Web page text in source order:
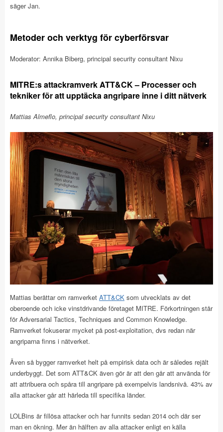
säger Jan.
Metoder och verktyg för cyberförsvar
Moderator: Annika Biberg, principal security consultant Nixu
MITRE:s attackramverk ATT&CK – Processer och
tekniker för att upptäcka angripare inne i ditt nätverk
Mattias Almeflo, principal security consultant Nixu
Mattias berättar om ramverket ATT&CK som utvecklats av det
oberoende och icke vinstdrivande företaget MITRE. Förkortningen står
för Adversarial Tactics, Techniques and Common Knowledge.
Ramverket fokuserar mycket på post-exploitation, dvs redan när
angriparna finns i nätverket.
Även så bygger ramverket helt på empirisk data och är således rejält
underbyggt. Det som ATT&CK även gör är att den går att använda för
att attribuera och spåra till angripare på exempelvis landsnivå. 43% av
alla attacker går att härleda till specifika länder.
LOLBins är fillösa attacker och har funnits sedan 2014 och där ser
man en ökning. Mer än hälften av alla attacker enligt en källa